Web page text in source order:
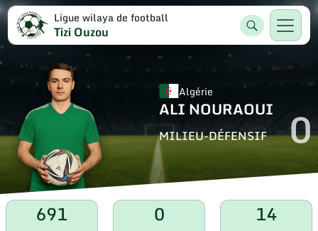
Ligue wilaya de football
Tizi Ouzou
Algérie
ALI NOURAOUI
MILIEU-DÉFENSIF 0
691 0 14